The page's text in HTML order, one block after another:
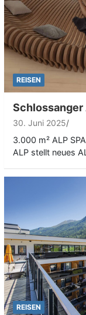
REISEN
Schlossanger
30. Juni 2025
3.000 m² ALP
ALP stellt neues
REISEN